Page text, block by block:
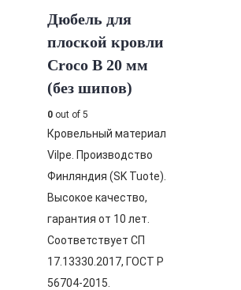
Дюбель для
плоской кровли
Croco B 20 мм
(без шипов)
0 out of 5
Кровельный материал
Vilpe. Производство
Финляндия (SK Tuote).
Высокое качество,
гарантия от 10 лет.
Соответствует СП
17.13330.2017, ГОСТ Р
56704-2015.